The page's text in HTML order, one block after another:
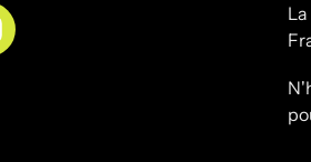
Instagram